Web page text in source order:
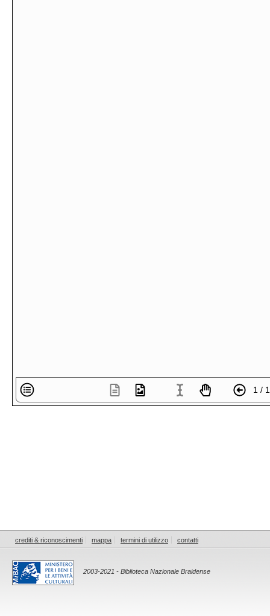
1 /
crediti & riconoscimenti mappa termini di utilizzo contatti
2003-2021 - Biblioteca Nazionale Braidense